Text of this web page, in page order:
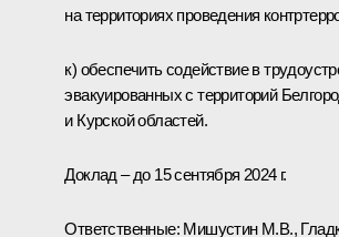
на территориях проведения
к) обеспечить содействие в
эвакуированных с территорий
и Курской областей.
Доклад – до 15 сентября 2024 г.
Ответственные: Мишустин М.В.,